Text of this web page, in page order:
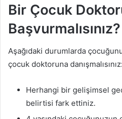
Bir Çocuk
Başvurmalısınız?
Aşağıdaki durumlarda
çocuk doktoruna danışmalısınız:
Herhangi bir gelişimsel
belirtisi fark ettiniz.